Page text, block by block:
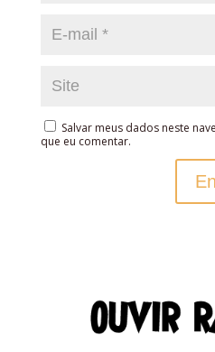
Salvar meus dados neste
que eu comentar.